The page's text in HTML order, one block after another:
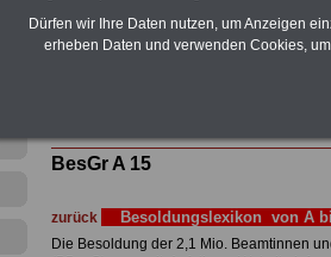
Post, Telekom und Postbank) sowwie
amtsangemessen Alimentation
Hier die Sterbegeldverischerung
BesGr A 15
zurück Besoldungslexikon von A
Die Besoldung der 2,1 Mio. Beamtinnen
Dürfen wir Ihre Daten nutzen, um Anzeigen
erheben Daten und verwenden Cookies,